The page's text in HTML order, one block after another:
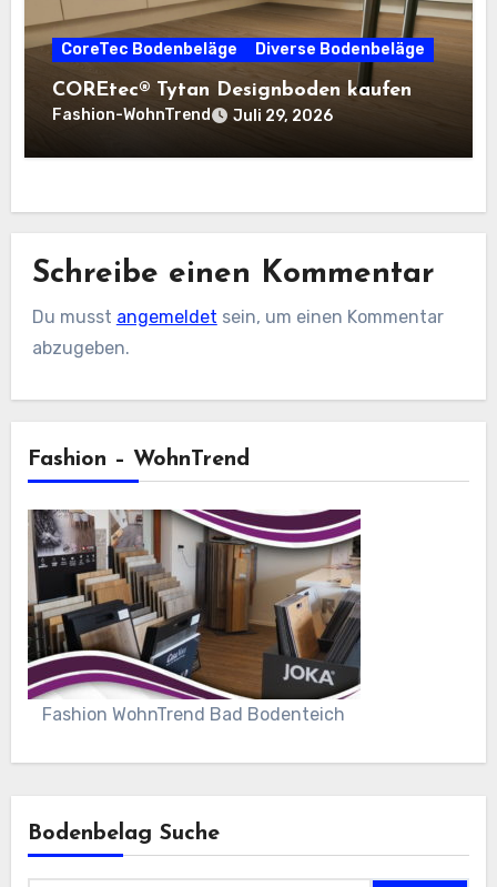
CoreTec Bodenbeläge Diverse Bodenbeläge
COREtec® Tytan Designboden kaufen
Fashion-WohnTrend Juli 29, 2026
Schreibe einen Kommentar
Du musst angemeldet sein, um einen Kommentar
abzugeben.
Fashion – WohnTrend
Fashion WohnTrend Bad Bodenteich
Bodenbelag Suche